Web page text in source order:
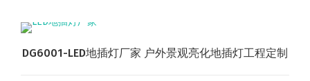
DG6001-LED地插灯厂家 户外景观亮化地插灯工程定制